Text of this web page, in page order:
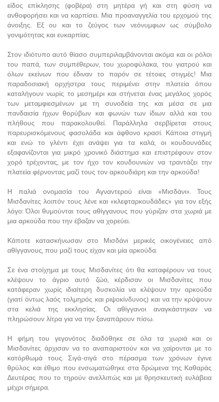
είδος επίκλησης (φοβέρα) στη μητέρα γή και στη φύση να
ανθοφορήσει και να καρπίσει. Μια προαναγγελία του ερχομού της
άνοιξης. Εξ ου και το ζεύγος των νεόνυμφων ως σύμβολο
γονιμότητας και ευκαρπίας.
Στον ιδιότυπο αυτό θίασο συμπεριλαμβάνονται ακόμα και οι ρόλοι
του παπά, των συμπέθερων, του χωροφύλακα, του γιατρού και
όλων εκείνων που έδιναν το παρόν σε τέτοιες στιγμές! Μια
παραδοσιακή ορχήστρα τους περιμένει στην πλατεία όπου
καταλήγουν νωρίς το μεσημέρι και στήνεται ένας μεγάλος χορός
των μεταμφιεσμένων με τη συνοδεία της και μέσα σε μια
πανδαισία ήχων θορύβων και φωνών των ίδιων αλλά και του
πλήθους που παρακολουθεί. Παράλληλα σερβίρεται στους
παρευρισκόμενους φασολάδα και άφθονο κρασί. Κάποια στιγμή
και ενώ το γλέντι έχει ανάψει για τα καλά, οι κουδουνάδες
εξαφανίζονται για μικρό χρονικό διάστημα και επιστρέφουν στον
χορό τρέχοντας, με τον ήχο τον κουδουνιών να τραντάζει την
πλατεία φέρνοντας μαζί τους τον αρκουδιάρη και την αρκούδα!
Η παλιά ονομασία του Αγναντερού είναι «Μισδάνι». Τους
Μισδανίτες λοιπόν τους λένε και «κλεφταρκουδάδες» για τον εξής
λόγο: Όλοι θυμούνται τους αθίγγανους που γύριζαν στα χωριά με
μια αρκούδα που την έβαζαν να χορεύει.
Κάποτε κατασκήνωσαν στο Μισδάνι μερικές οικογένειες από
αθίγγανους, που μαζί τους είχαν και μία αρκούδα.
Σε ένα στοίχημα με τους Μισδανίτες ότι θα καταφέρουν να τους
κλέψουν το άγριο αυτό ζώο, κέρδισαν οι Μισδανίτες που
κατάφεραν χωρίς ιδιαίτερη δυσκολία να κλέψουν την αρκούδα
(γιατί όντως λαός τολμηρός και ριψοκίνδυνος) και να την κρύψουν
στα κελιά της εκκλησίας. Οι αθίγγανοι αναγκάστηκαν να
πληρώσουν λίτρα για να την ξαναπάρουν πίσω.
Η φήμη του γεγονότος διαδόθηκε σε όλα τα χωριά και οι
Μισδανίτες άρχισαν να το αναπαριστούν και να χαίρονται με το
κατόρθωμά τους. Σιγά-σιγά στο πέρασμα των χρόνων έγινε
θρύλος και έθιμο που ενσωματώθηκε στα δρώμενα της Καθαράς
Δευτέρας που το τηρούν ανελλιπώς και με θρησκευτική ευλάβεια
μέχρι σήμερα.